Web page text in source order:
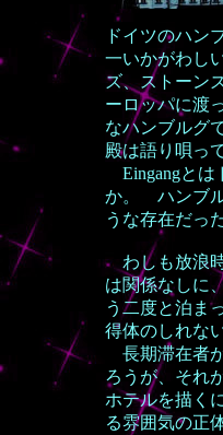
ドイツのハン
一いかがわし
ズ、ストーン
ーロッパに渡
なハンブルグ
殿は語り唄っ
Eingangとは
か。 ハンブル
うな存在だっ
わしも放浪時
は関係なしに
う二度と泊ま
得体のしれな
長期滞在者
ろうが、それ
ホテルを描く
る雰囲気の正